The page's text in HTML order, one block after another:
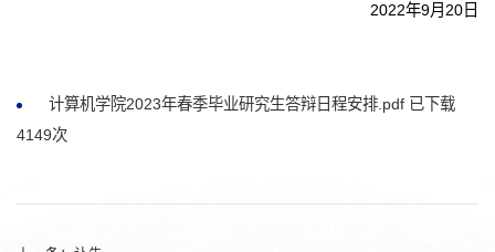
2022年9月20日
计算机学院2023年春季毕业研究生答辩日程安排.pdf已下载
4149次